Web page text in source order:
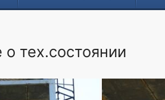
тех.состоянии